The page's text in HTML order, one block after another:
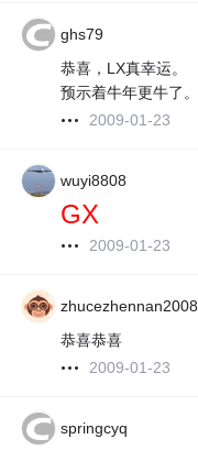
ghs79
恭喜，LX真幸运。
预示着牛年更牛了。
2009-01-23
wuyi8808
GX
2009-01-23
zhucezhennan2008
恭喜恭喜
2009-01-23
springcyq